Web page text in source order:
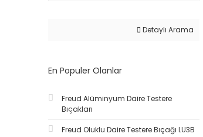
Detaylı Arama
En Populer Olanlar
Freud Alüminyum Daire Testere
Bıçakları
Freud Oluklu Daire Testere Bıçağı LU3B